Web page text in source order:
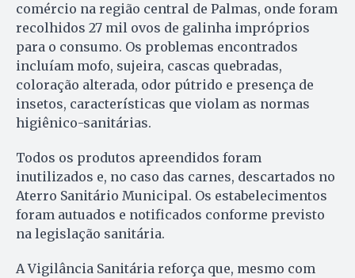
comércio na região central de Palmas, onde foram
recolhidos 27 mil ovos de galinha impróprios
para o consumo. Os problemas encontrados
incluíam mofo, sujeira, cascas quebradas,
coloração alterada, odor pútrido e presença de
insetos, características que violam as normas
higiênico-sanitárias.
Todos os produtos apreendidos foram
inutilizados e, no caso das carnes, descartados no
Aterro Sanitário Municipal. Os estabelecimentos
foram autuados e notificados conforme previsto
na legislação sanitária.
A Vigilância Sanitária reforça que, mesmo com